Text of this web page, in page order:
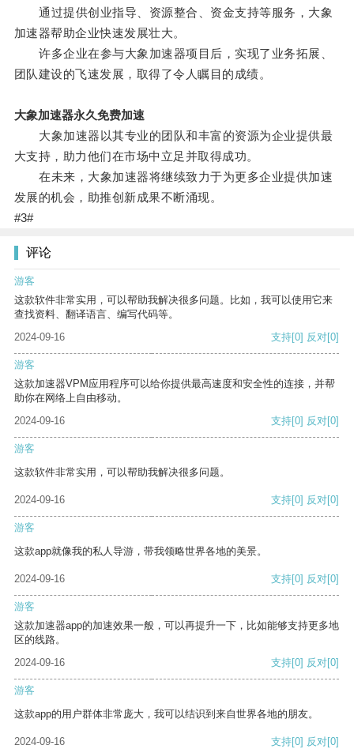
通过提供创业指导、资源整合、资金支持等服务，大象
加速器帮助企业快速发展壮大。
许多企业在参与大象加速器项目后，实现了业务拓展、
团队建设的飞速发展，取得了令人瞩目的成绩。
大象加速器永久免费加速
大象加速器以其专业的团队和丰富的资源为企业提供最
大支持，助力他们在市场中立足并取得成功。
在未来，大象加速器将继续致力于为更多企业提供加速
发展的机会，助推创新成果不断涌现。
#3#
评论
游客
这款软件非常实用，可以帮助我解决很多问题。比如，我可以使用它来
查找资料、翻译语言、编写代码等。
2024-09-16
支持[0] 反对[0]
游客
这款加速器VPM应用程序可以给你提供最高速度和安全性的连接，并帮
助你在网络上自由移动。
2024-09-16
支持[0] 反对[0]
游客
这款软件非常实用，可以帮助我解决很多问题。
2024-09-16 支持[0] 反对[0]
游客
这款app就像我的私人导游，带我领略世界各地的美景。
2024-09-16 支持[0] 反对[0]
游客
这款加速器app的加速效果一般，可以再提升一下，比如能够支持更多地
区的线路。
2024-09-16
支持[0] 反对[0]
游客
这款app的用户群体非常庞大，我可以结识到来自世界各地的朋友。
2024-09-16 支持[0] 反对[0]